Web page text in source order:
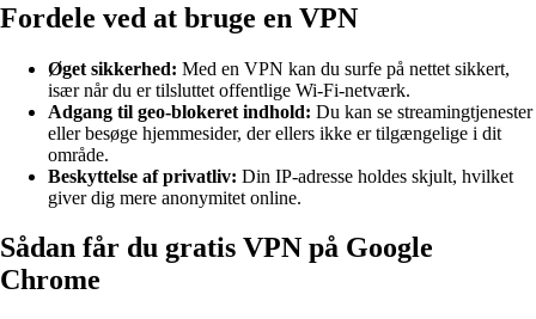
Fordele ved at bruge en VPN
Øget sikkerhed: Med en VPN kan du surfe på nettet sikkert,
især når du er tilsluttet offentlige Wi-Fi-netværk.
Adgang til geo-blokeret indhold: Du kan se streamingtjenester
eller besøge hjemmesider, der ellers ikke er tilgængelige i dit
område.
Beskyttelse af privatliv: Din IP-adresse holdes skjult, hvilket
giver dig mere anonymitet online.
Sådan får du gratis VPN på Google
Chrome